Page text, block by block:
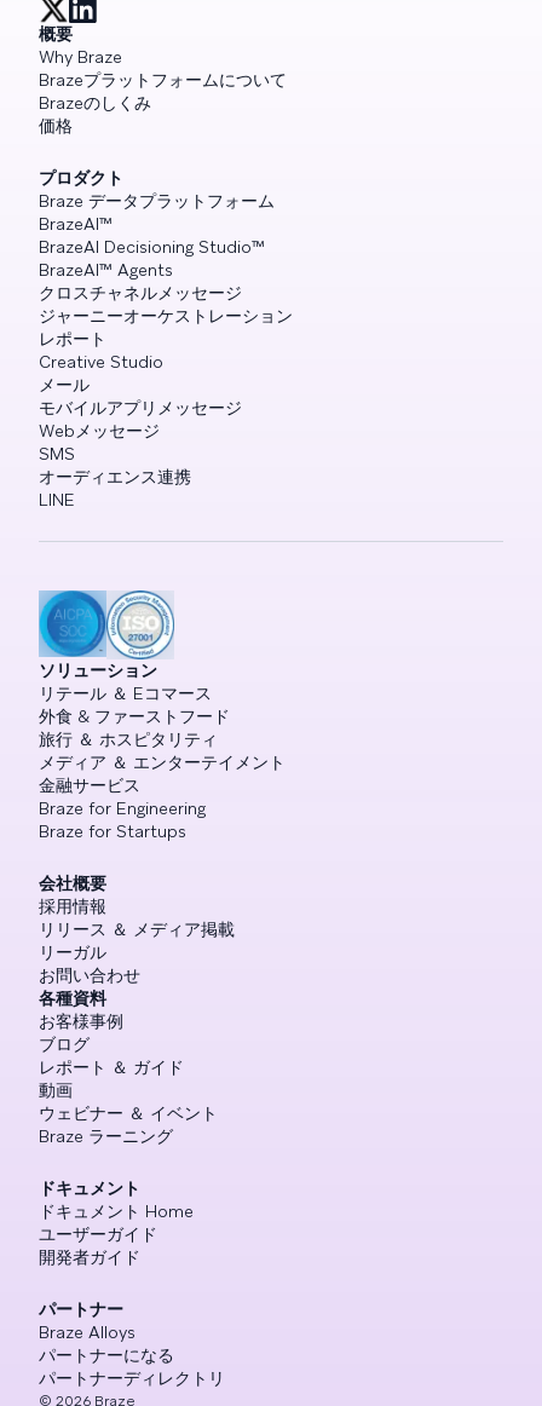
概要
Why Braze
Brazeプラットフォームについて
Brazeのしくみ
価格
プロダクト
Braze データプラットフォーム
BrazeAI™
BrazeAI Decisioning Studio™
BrazeAI™ Agents
クロスチャネルメッセージ
ジャーニーオーケストレーション
レポート
Creative Studio
メール
モバイルアプリメッセージ
Webメッセージ
SMS
オーディエンス連携
LINE
ソリューション
リテール ＆ Eコマース
外食 & ファーストフード
旅行 ＆ ホスピタリティ
メディア ＆ エンターテイメント
金融サービス
Braze for Engineering
Braze for Startups
会社概要
採用情報
リリース ＆ メディア掲載
リーガル
お問い合わせ
各種資料
お客様事例
ブログ
レポート ＆ ガイド
動画
ウェビナー ＆ イベント
Braze ラーニング
ドキュメント
ドキュメント Home
ユーザーガイド
開発者ガイド
パートナー
Braze Alloys
パートナーになる
パートナーディレクトリ
© 2026 Braze